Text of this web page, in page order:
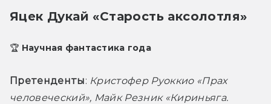
Яцек Дукай «Старость аксолотля»
🏆 Научная фантастика года
Претенденты: Кристофер Руоккио «Прах
человеческий», Майк Резник «Кириньяга.